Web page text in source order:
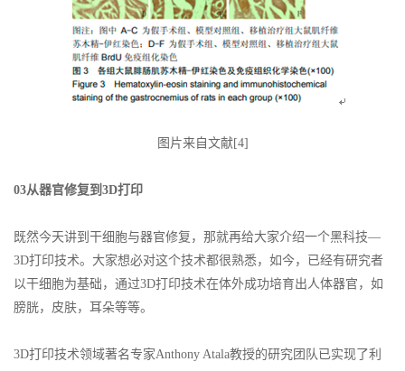
图片来自文献[4]
03从器官修复到3D打印
既然今天讲到干细胞与器官修复，那就再给大家介绍一个黑科技—
3D打印技术。大家想必对这个技术都很熟悉，如今，已经有研究者
以干细胞为基础，通过3D打印技术在体外成功培育出人体器官，如
膀胱，皮肤，耳朵等等。
3D打印技术领域著名专家Anthony Atala教授的研究团队已实现了利